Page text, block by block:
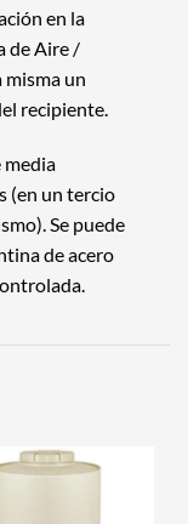
en la
de Aire /
misma un
recipiente.
media
(en un tercio
Se puede
de acero